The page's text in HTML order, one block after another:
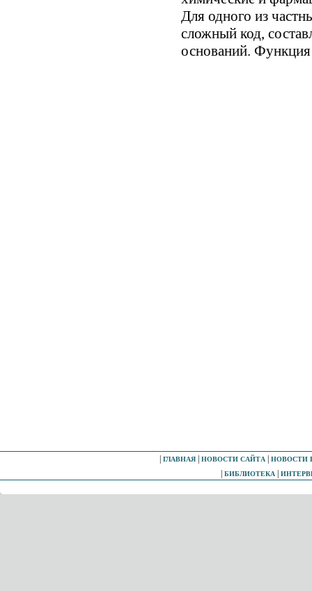
Для одного из
сложный код,
оснований. Функция
ГЛАВНАЯ| НОВОСТИ САЙТА| НОВОСТИ
БИБЛИОТЕКА|